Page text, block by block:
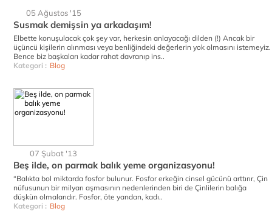
05 Ağustos '15
Susmak demişsin ya arkadaşım!
Elbette konuşulacak çok şey var, herkesin anlayacağı dilden (!) Ancak bir
üçüncü kişilerin alınması veya benliğindeki değerlerin yok olmasını istemeyiz.
Bence biz başkaları kadar rahat davranıp ins..
Kategori : Blog
07 Şubat '13
Beş ilde, on parmak balık yeme organizasyonu!
“Balıkta bol miktarda fosfor bulunur. Fosfor erkeğin cinsel gücünü arttırır, Çin
nüfusunun bir milyarı aşmasının nedenlerinden biri de Çinlilerin balığa
düşkün olmalarıdır. Fosfor, öte yandan, kadı..
Kategori : Blog